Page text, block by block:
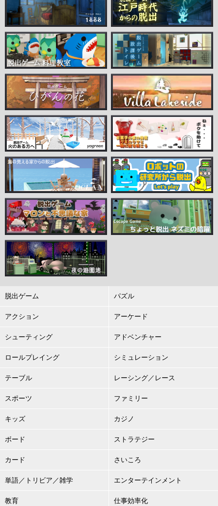
脱出ゲーム パズル
アクション アーケード
シューティング アドベンチャー
ロールプレイング シミュレーション
テーブル レーシング／レース
スポーツ ファミリー
キッズ カジノ
ボード ストラテジー
カード さいころ
単語／トリビア／雑学 エンターテインメント
教育 仕事効率化